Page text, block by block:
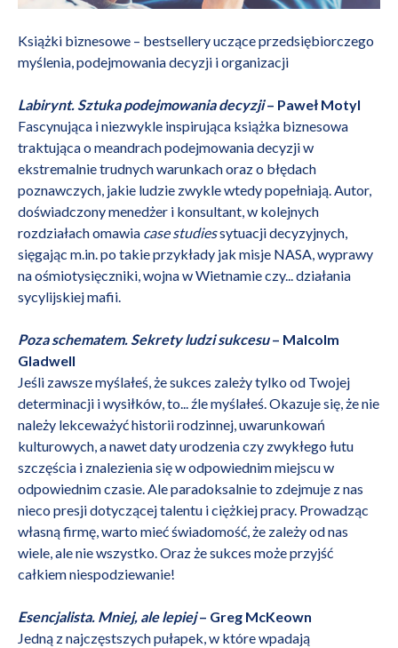
Książki biznesowe – bestsellery uczące przedsiębiorczego
myślenia, podejmowania decyzji i organizacji
Labirynt. Sztuka podejmowania decyzji– Paweł Motyl
Fascynująca i niezwykle inspirująca książka biznesowa
traktująca o meandrach podejmowania decyzji w
ekstremalnie trudnych warunkach oraz o błędach
poznawczych, jakie ludzie zwykle wtedy popełniają. Autor,
doświadczony menedżer i konsultant, w kolejnych
rozdziałach omawia case studiessytuacji decyzyjnych,
sięgając m.in. po takie przykłady jak misje NASA, wyprawy
na ośmiotysięczniki, wojna w Wietnamie czy... działania
sycylijskiej mafii.
Poza schematem. Sekrety ludzi sukcesu– Malcolm
Gladwell
Jeśli zawsze myślałeś, że sukces zależy tylko od Twojej
determinacji i wysiłków, to... źle myślałeś. Okazuje się, że nie
należy lekceważyć historii rodzinnej, uwarunkowań
kulturowych, a nawet daty urodzenia czy zwykłego łutu
szczęścia i znalezienia się w odpowiednim miejscu w
odpowiednim czasie. Ale paradoksalnie to zdejmuje z nas
nieco presji dotyczącej talentu i ciężkiej pracy. Prowadząc
własną firmę, warto mieć świadomość, że zależy od nas
wiele, ale nie wszystko. Oraz że sukces może przyjść
całkiem niespodziewanie!
Esencjalista. Mniej, ale lepiej– Greg McKeown
Jedną z najczęstszych pułapek, w które wpadają